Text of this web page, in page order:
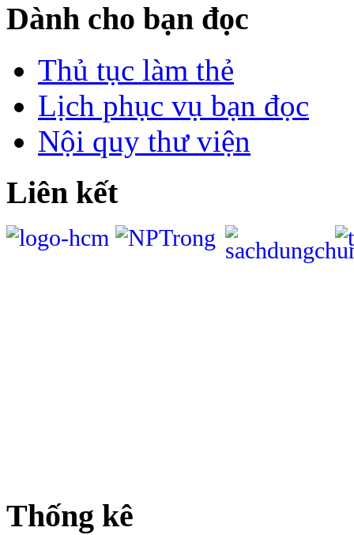
Dành cho bạn đọc
Thủ tục làm thẻ
Lịch phục vụ bạn đọc
Nội quy thư viện
Liên kết
Thống kê